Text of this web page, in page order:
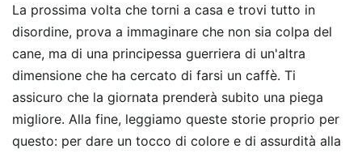
La prossima volta che torni a casa e trovi tutto in
disordine, prova a immaginare che non sia colpa del
cane, ma di una principessa guerriera di un'altra
dimensione che ha cercato di farsi un caffè. Ti
assicuro che la giornata prenderà subito una piega
migliore. Alla fine, leggiamo queste storie proprio per
questo: per dare un tocco di colore e di assurdità alla